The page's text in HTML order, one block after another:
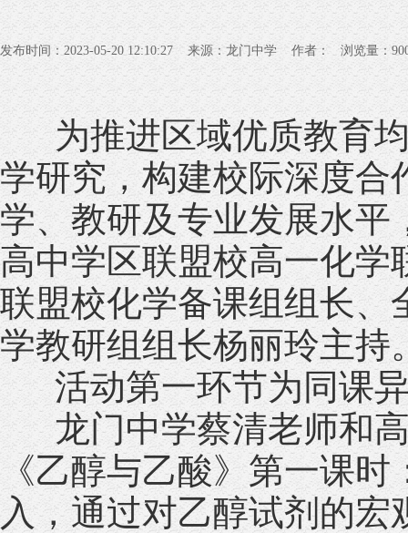
发布时间：2023-05-20 12:10:27 来源：龙门中学 作者： 浏览量：
为推进区域优质教育均
学研究，构建校际深度合
学、教研及专业发展水平
高中学区联盟校高一化学
联盟校化学备课组组长、
学教研组组长杨丽玲主持
活动第一环节为同课
龙门中学蔡清老师和高
《乙醇与乙酸》第一课
入，通过对乙醇试剂的